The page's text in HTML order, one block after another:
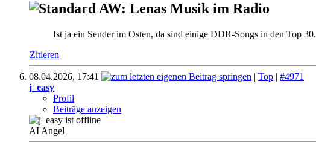
AW: Lenas Musik im Radio
Ist ja ein Sender im Osten, da sind einige DDR-Songs in den Top 30.
Zitieren
08.04.2026, 17:41 | Top | #4971
j_easy
Profil
Beiträge anzeigen
AI Angel